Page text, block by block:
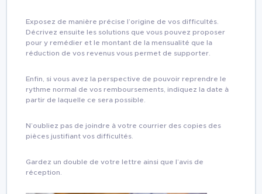
Exposez de manière précise l’origine de vos difficultés.
Décrivez ensuite les solutions que vous pouvez proposer
pour y remédier et le montant de la mensualité que la
réduction de vos revenus vous permet de supporter.
Enfin, si vous avez la perspective de pouvoir reprendre le
rythme normal de vos remboursements, indiquez la date à
partir de laquelle ce sera possible.
N’oubliez pas de joindre à votre courrier des copies des
pièces justifiant vos difficultés.
Gardez un double de votre lettre ainsi que l’avis de
réception.